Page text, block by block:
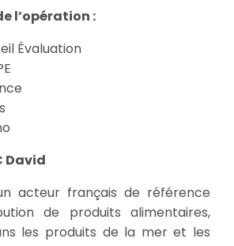
l’opération :
Évaluation
David
acteur français de référence
de produits alimentaires,
les produits de la mer et les